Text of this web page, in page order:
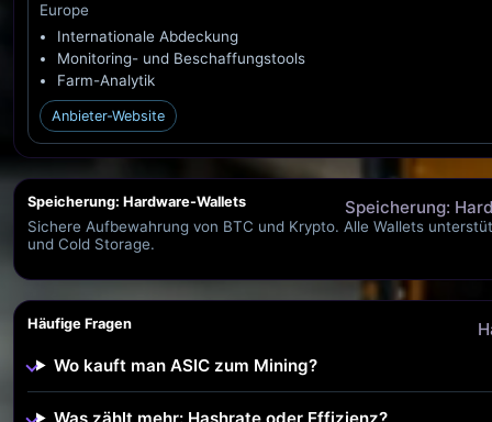
Europe
Internationale Abdeckung
Monitoring- und Beschaffungstools
Farm-Analytik
Anbieter-Website
Speicherung: Hardware-Wallets Speicherung:
Sichere Aufbewahrung von BTC und Krypto. Alle Wallets
und Cold Storage.
Häufige Fragen
Wo kauft man ASIC zum Mining?